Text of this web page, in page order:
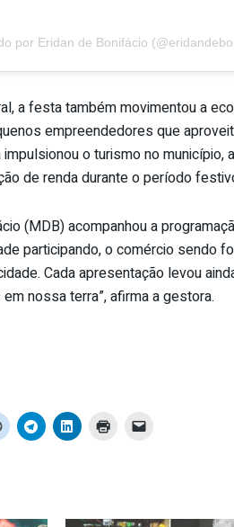
por Eridan de Bonifácio
a festa também movimentou a
empreendedores que
o turismo no
de renda durante o período
(MDB) acompanhou a
participando, o comércio sendo
Cada apresentação levou
nossa terra”, afirma a gestora.